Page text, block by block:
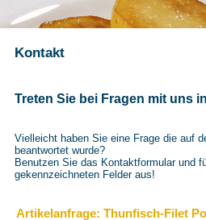
Kontakt
Treten Sie bei Fragen mit uns
Vielleicht haben Sie eine Frage die auf
beantwortet wurde?
Benutzen Sie das Kontaktformular und
gekennzeichneten Felder aus!
Artikelanfrage: Thunfisch-Filet